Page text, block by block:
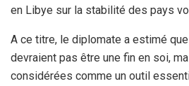
en Libye sur la stabilité des pays
A ce titre, le diplomate a estimé
devraient pas être une fin en soi,
considérées comme un outil